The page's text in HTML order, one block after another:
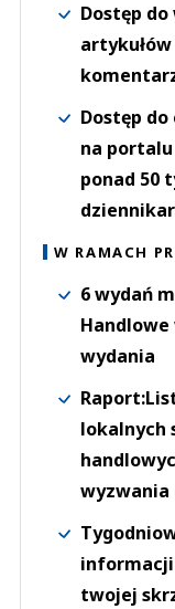
Dostęp
Dostęp
na
ponad 50
W RAMACH
6 wydań
wydania
lokalnych
wyzwania
informacji
twojej